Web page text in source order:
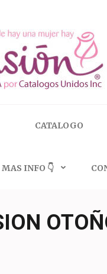
CATALOGO
MAS INFO 👇